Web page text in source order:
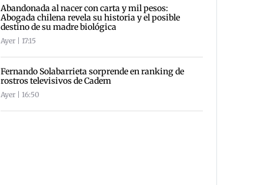
Abandonada al nacer con carta y mil pesos:
Abogada chilena revela su historia y el posible
destino de su madre biológica
Ayer | 17:15
Fernando Solabarrieta sorprende en ranking de
rostros televisivos de Cadem
Ayer | 16:50